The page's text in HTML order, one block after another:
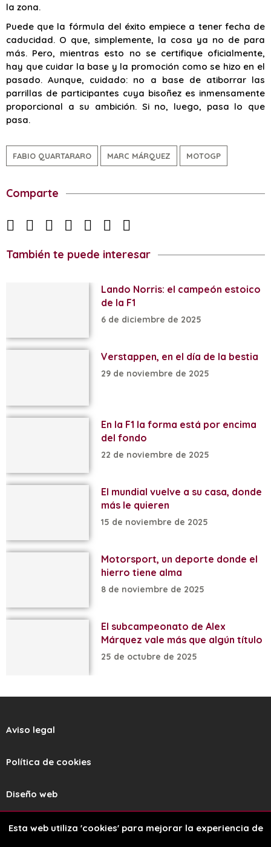
la zona.
Puede que la fórmula del éxito empiece a tener fecha de
caducidad. O que, simplemente, la cosa ya no de para
más. Pero, mientras esto no se certifique oficialmente,
hay que cuidar la base y la promoción como se hizo en el
pasado. Aunque, cuidado: no a base de atiborrar las
parrillas de participantes cuya bisoñez es inmensamente
proporcional a su ambición. Si no, luego, pasa lo que
pasa.
FABIO QUARTARARO MARC MÁRQUEZ MOTOGP
Comparte
También te puede interesar
Lando Norris: el campeón estoico
de la F1
6 de diciembre de 2025
Verstappen, en el día de la bestia
29 de noviembre de 2025
En la F1 la forma está por encima
del fondo
22 de noviembre de 2025
El mundial vuelve a su casa, donde
más le quieren
15 de noviembre de 2025
Motorsport, un deporte donde el
hierro tiene alma
8 de noviembre de 2025
El subcampeonato de Alex
Márquez vale más que algún título
25 de octubre de 2025
Aviso legal
Política de cookies
Diseño web
Esta web utiliza 'cookies' para mejorar la experiencia de